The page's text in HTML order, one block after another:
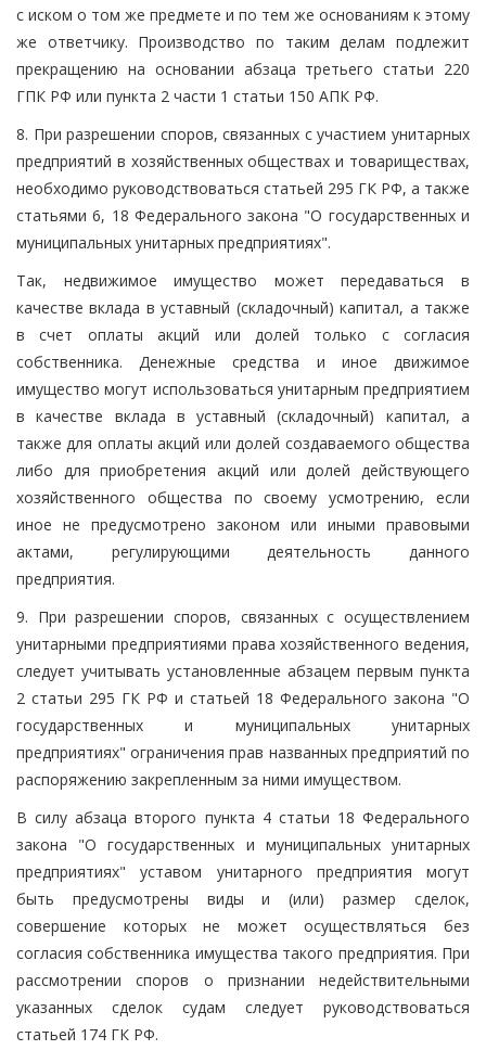
с иском о том же предмете и по тем же основаниям к этому
же ответчику. Производство по таким делам подлежит
прекращению на основании абзаца третьего статьи 220
ГПК РФ или пункта 2 части 1 статьи 150 АПК РФ.
8. При разрешении споров, связанных с участием унитарных
предприятий в хозяйственных обществах и товариществах,
необходимо руководствоваться статьей 295 ГК РФ, а также
статьями 6, 18 Федерального закона "О государственных и
муниципальных унитарных предприятиях".
Так, недвижимое имущество может передаваться в
качестве вклада в уставный (складочный) капитал, а также
в счет оплаты акций или долей только с согласия
собственника. Денежные средства и иное движимое
имущество могут использоваться унитарным предприятием
в качестве вклада в уставный (складочный) капитал, а
также для оплаты акций или долей создаваемого общества
либо для приобретения акций или долей действующего
хозяйственного общества по своему усмотрению, если
иное не предусмотрено законом или иными правовыми
актами, регулирующими деятельность данного
предприятия.
9. При разрешении споров, связанных с осуществлением
унитарными предприятиями права хозяйственного ведения,
следует учитывать установленные абзацем первым пункта
2 статьи 295 ГК РФ и статьей 18 Федерального закона "О
государственных и муниципальных унитарных
предприятиях" ограничения прав названных предприятий по
распоряжению закрепленным за ними имуществом.
В силу абзаца второго пункта 4 статьи 18 Федерального
закона "О государственных и муниципальных унитарных
предприятиях" уставом унитарного предприятия могут
быть предусмотрены виды и (или) размер сделок,
совершение которых не может осуществляться без
согласия собственника имущества такого предприятия. При
рассмотрении споров о признании недействительными
указанных сделок судам следует руководствоваться
статьей 174 ГК РФ.